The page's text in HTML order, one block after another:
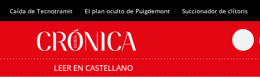
Caída de Tecnotramit El plan oculto de Puigdemont Succionador de clítoris
LEER EN CASTELLANO